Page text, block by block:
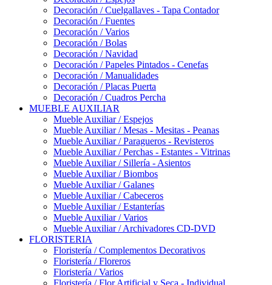
Decoración / Cuelgallaves - Tapa Contador
Decoración / Fuentes
Decoración / Varios
Decoración / Bolas
Decoración / Navidad
Decoración / Papeles Pintados - Cenefas
Decoración / Manualidades
Decoración / Placas Puerta
Decoración / Cuadros Percha
MUEBLE AUXILIAR
Mueble Auxiliar / Espejos
Mueble Auxiliar / Mesas - Mesitas - Peanas
Mueble Auxiliar / Paragueros - Revisteros
Mueble Auxiliar / Perchas - Estantes - Vitrinas
Mueble Auxiliar / Sillería - Asientos
Mueble Auxiliar / Biombos
Mueble Auxiliar / Galanes
Mueble Auxiliar / Cabeceros
Mueble Auxiliar / Estanterías
Mueble Auxiliar / Varios
Mueble Auxiliar / Archivadores CD-DVD
FLORISTERIA
Floristería / Complementos Decorativos
Floristería / Floreros
Floristería / Varios
Floristería / Flor Artificial y Seca - Individual